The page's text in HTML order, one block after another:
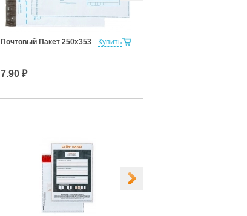
Купить
Почтовый Пакет 250х353
7.90 ₽